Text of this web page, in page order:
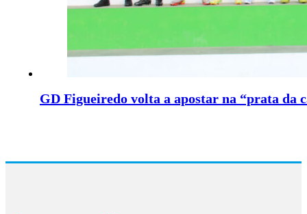
GD Figueiredo volta a apostar na “prata da